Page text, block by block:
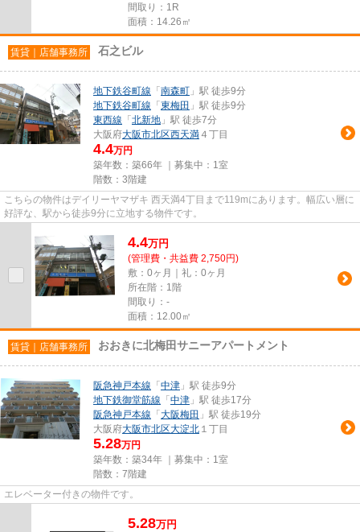
間取り：1R
面積：14.26㎡
賃貸｜店舗事務所 石之ビル
地下鉄谷町線 「 南森町 」駅 徒歩9分
地下鉄谷町線 「 東梅田 」駅 徒歩9分
東西線 「 北新地 」駅 徒歩7分
大阪府大阪市北区西天満 ４丁目
4.4万円
築年数：築66年 ｜募集中： 1室
階数：3階建
こちらの物件はデイリーヤマザキ 西天満4丁目まで119mにあります。幅広い層に
好評な、駅から徒歩9分に立地する物件です。
4.4万円
(管理費・共益費 2,750円)
敷：0ヶ月｜礼：0ヶ月
所在階：1階
間取り：-
面積：12.00㎡
賃貸｜店舗事務所 おおきに北梅田サニーアパートメント
阪急神戸本線 「 中津 」駅 徒歩9分
地下鉄御堂筋線 「 中津 」駅 徒歩17分
阪急神戸本線 「 大阪梅田 」駅 徒歩19分
大阪府大阪市北区大淀北 １丁目
5.28万円
築年数：築34年 ｜募集中： 1室
階数：7階建
エレベーター付きの物件です。
5.28万円